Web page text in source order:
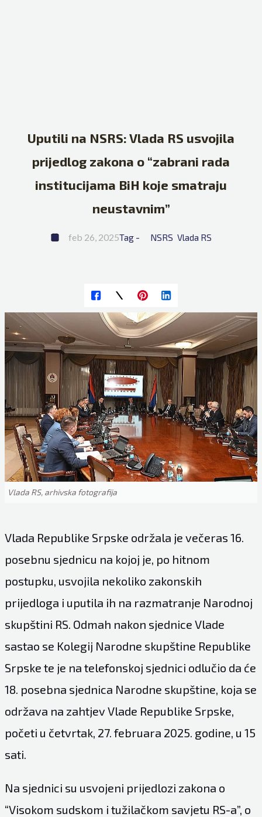
Uputili na NSRS: Vlada RS usvojila
prijedlog zakona o “zabrani rada
institucijama BiH koje smatraju
neustavnim”
feb 26, 2025Tag - NSRS Vlada RS
Vlada RS, arhivska fotografija
Vlada Republike Srpske održala je večeras 16.
posebnu sjednicu na kojoj je, po hitnom
postupku, usvojila nekoliko zakonskih
prijedloga i uputila ih na razmatranje Narodnoj
skupštini RS. Odmah nakon sjednice Vlade
sastao se Kolegij Narodne skupštine Republike
Srpske te je na telefonskoj sjednici odlučio da će
18. posebna sjednica Narodne skupštine, koja se
održava na zahtjev Vlade Republike Srpske,
početi u četvrtak, 27. februara 2025. godine, u 15
sati.
Na sjednici su usvojeni prijedlozi zakona o
“Visokom sudskom i tužilačkom savjetu RS-a”, o